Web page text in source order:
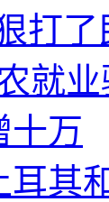
打
就
十万
耳其